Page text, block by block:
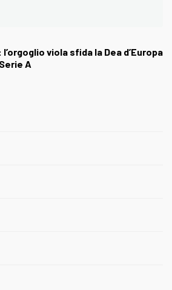
viola sfida la Dea d’Europa
A